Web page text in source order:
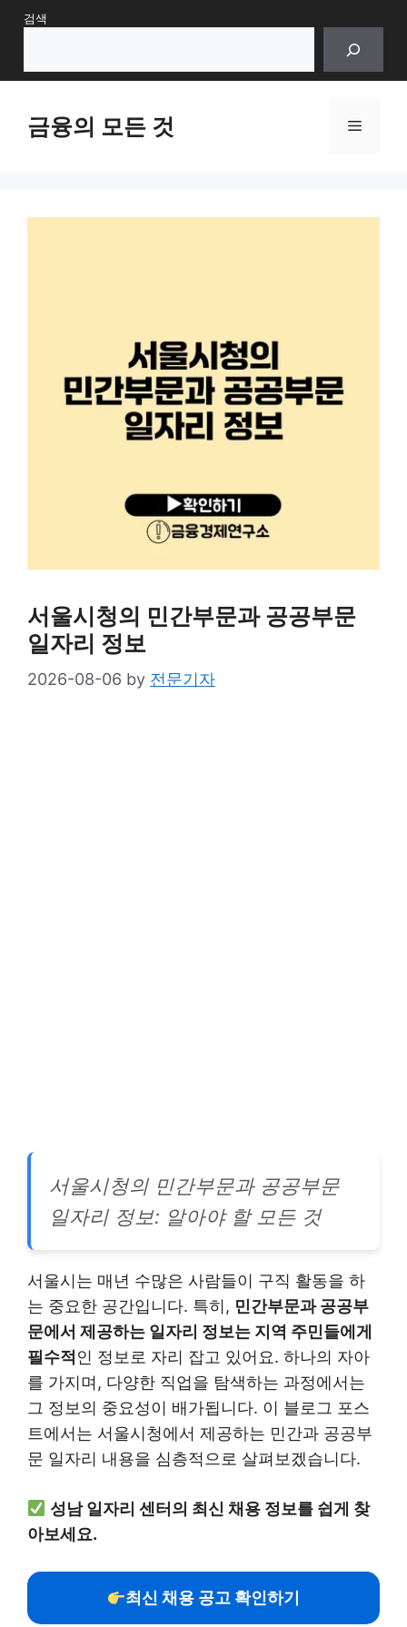
Skip검색
금융의 모든 것 Menu
서울시청의 민간부문과 공공부문
일자리 정보
2026-08-06 by 전문기자
서울시청의 민간부문과 공공부문
일자리 정보: 알아야 할 모든 것
서울시는 매년 수많은 사람들이 구직 활동을 하
는 중요한 공간입니다. 특히, 민간부문과 공공부
문에서 제공하는 일자리 정보는 지역 주민들에게
필수적 인 정보로 자리 잡고 있어요. 하나의 자아
를 가지며, 다양한 직업을 탐색하는 과정에서는
그 정보의 중요성이 배가됩니다. 이 블로그 포스
트에서는 서울시청에서 제공하는 민간과 공공부
문 일자리 내용을 심층적으로 살펴보겠습니다.
성남 일자리 센터의 최신 채용 정보를 쉽게 찾
아보세요.
최신 채용 공고 확인하기